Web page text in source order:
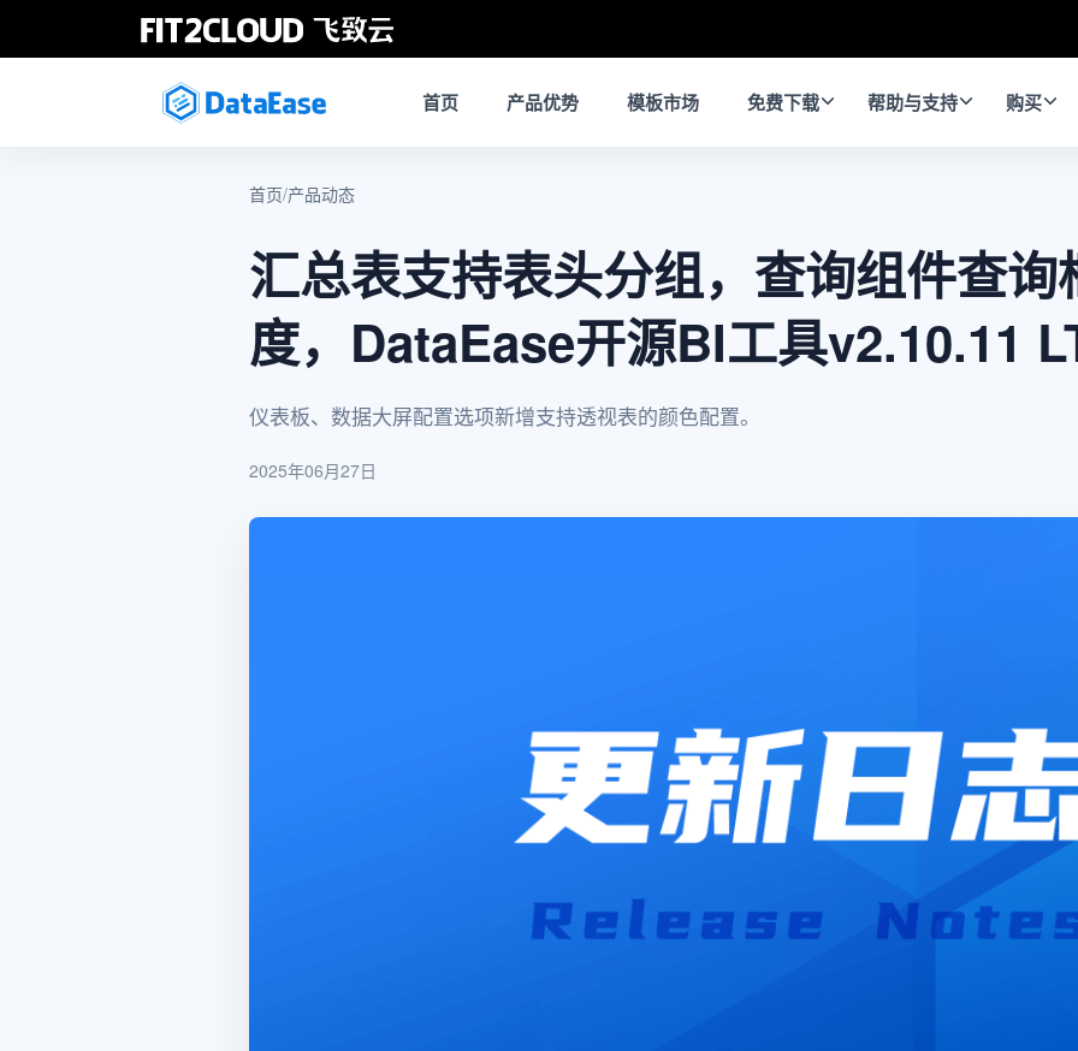
首页 产品优势 模板市场 免费下载 帮助与支持 购买
首页/产品动态
汇总表支持表头分组，查询组件查
度，DataEase开源BI工具v2.10.11
仪表板、数据大屏配置选项新增支持透视表的颜色配置。
2025年06月27日